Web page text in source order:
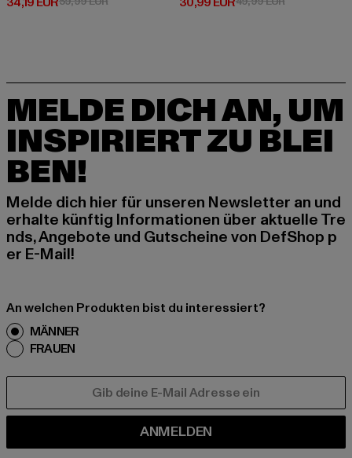
MELDE DICH AN, UM
INSPIRIERT ZU BLEI
BEN!
Melde dich hier für unseren Newsletter an und
erhalte künftig Informationen über aktuelle Tre
nds, Angebote und Gutscheine von DefShop p
er E-Mail!
An welchen Produkten bist du interessiert?
MÄNNER
FRAUEN
ANMELDEN